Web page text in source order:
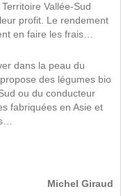
Vallée-Sud
profit. Le rendement
en faire les frais…
dans la peau du
des légumes bio
ou du conducteur
fabriquées en Asie et
Michel Giraud